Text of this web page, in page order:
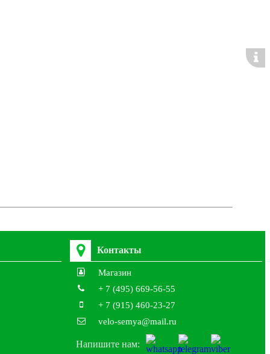
Контакты
Магазин
+ 7 (495) 669-56-55
+ 7 (915) 460-23-27
velo-semya@mail.ru
Напишите нам: